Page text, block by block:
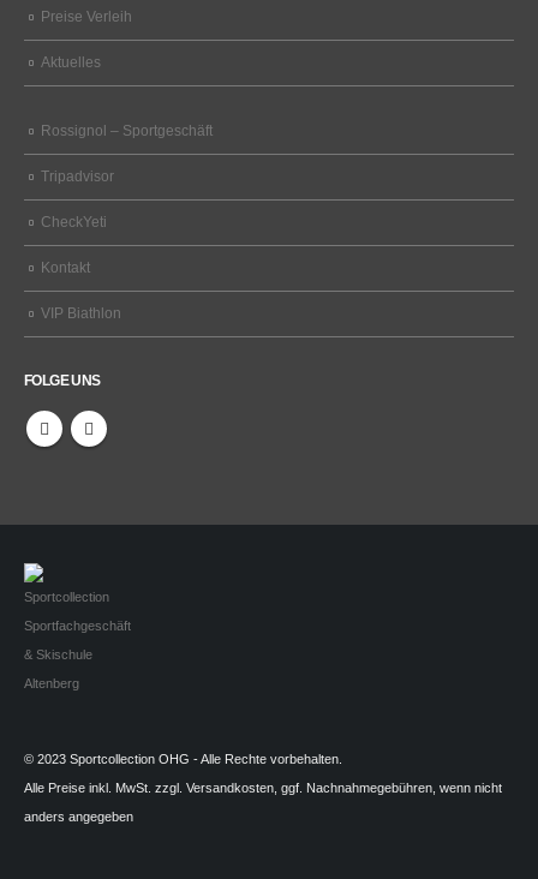
Preise Verleih
Aktuelles
Rossignol – Sportgeschäft
Tripadvisor
CheckYeti
Kontakt
VIP Biathlon
FOLGE UNS
© 2023 Sportcollection OHG - Alle Rechte vorbehalten.
Alle Preise inkl. MwSt. zzgl. Versandkosten, ggf. Nachnahmegebühren, wenn nicht
anders angegeben